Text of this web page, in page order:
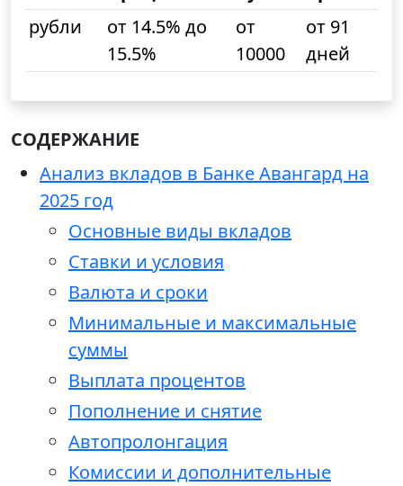
рубли
от 14.5% до
15.5%
от
10000
от 91
дней
СОДЕРЖАНИЕ
Анализ вкладов в Банке Авангард на
2025 год
Основные виды вкладов
Ставки и условия
Валюта и сроки
Минимальные и максимальные
суммы
Выплата процентов
Пополнение и снятие
Автопролонгация
Комиссии и дополнительные